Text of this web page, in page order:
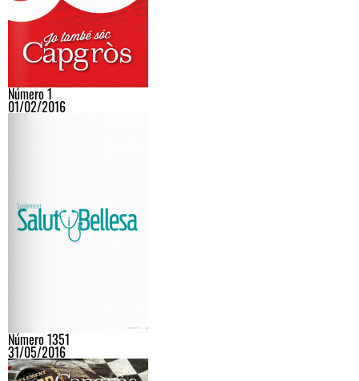
Número 1
01/02/2016
Número 1351
31/05/2016